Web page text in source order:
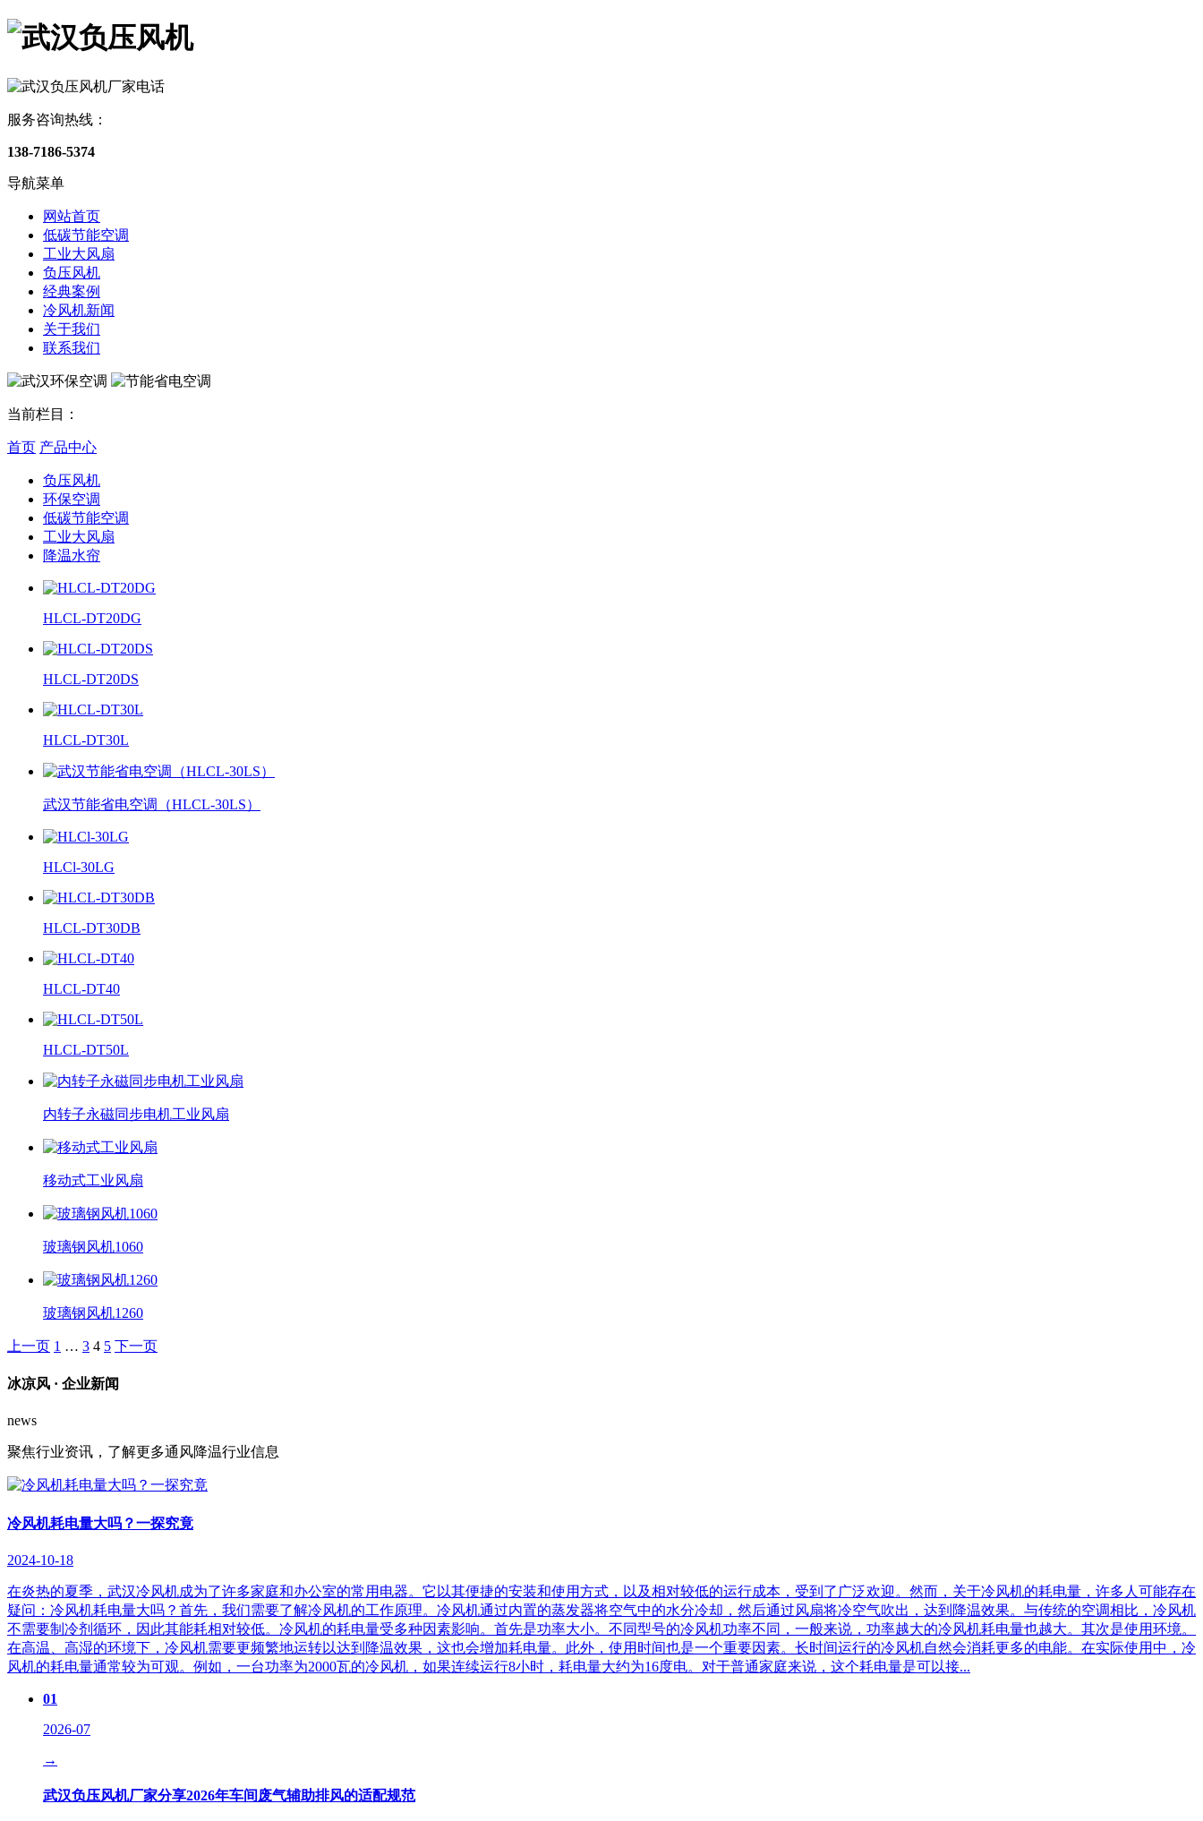
服务咨询热线：
138-7186-5374
导航菜单
网站首页
低碳节能空调
工业大风扇
负压风机
经典案例
冷风机新闻
关于我们
联系我们
当前栏目：
首页 产品中心
负压风机
环保空调
低碳节能空调
工业大风扇
降温水帘
HLCL-DT20DG
HLCL-DT20DS
HLCL-DT30L
武汉节能省电空调（HLCL-30LS）
HLCl-30LG
HLCL-DT30DB
HLCL-DT40
HLCL-DT50L
内转子永磁同步电机工业风扇
移动式工业风扇
玻璃钢风机1060
玻璃钢风机1260
上一页 1 … 3 4 5 下一页
冰凉风 · 企业新闻
news
聚焦行业资讯，了解更多通风降温行业信息
冷风机耗电量大吗？一探究竟
2024-10-18
在炎热的夏季，武汉冷风机成为了许多家庭和办公室的常用电器。它以其便捷的安装和使用方式，以及相对较低的运行成本，受到了广泛欢迎。然而，关于冷风机的耗电量，许多人可能存在
疑问：冷风机耗电量大吗？首先，我们需要了解冷风机的工作原理。冷风机通过内置的蒸发器将空气中的水分冷却，然后通过风扇将冷空气吹出，达到降温效果。与传统的空调相比，冷风机
不需要制冷剂循环，因此其能耗相对较低。冷风机的耗电量受多种因素影响。首先是功率大小。不同型号的冷风机功率不同，一般来说，功率越大的冷风机耗电量也越大。其次是使用环境。
在高温、高湿的环境下，冷风机需要更频繁地运转以达到降温效果，这也会增加耗电量。此外，使用时间也是一个重要因素。长时间运行的冷风机自然会消耗更多的电能。在实际使用中，冷
风机的耗电量通常较为可观。例如，一台功率为2000瓦的冷风机，如果连续运行8小时，耗电量大约为16度电。对于普通家庭来说，这个耗电量是可以接...
01
2026-07
→
武汉负压风机厂家分享2026年车间废气辅助排风的适配规范